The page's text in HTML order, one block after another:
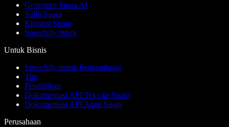
Generator Suara AI
Sulih Suara
Kloning Suara
Speechify Work
Untuk Bisnis
Speechify untuk Pengembang
Tim
Pendidikan
Dokumentasi API Teks ke Suara
Dokumentasi API Agen Suara
Perusahaan